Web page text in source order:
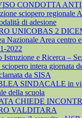
CONDOTTA
sciopero regionale
di adesione
UNICOBAS 2
Nazionale Area centro
2022
Istruzione e Ricerca –
intera giornata
da SISA
SINDACALE in
della scuola
CHIEDE
VALDITARA